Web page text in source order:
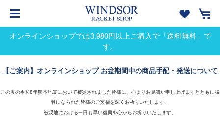
オンラインショップでは3,980円以上ご購入で「送料無料」で
す。
【ご案内】オンラインショップ お盆期間中の商品手配・発送について
この度の令和8年熊本地震において被災されました皆様に、心よりお見舞い申し上げますとともに犠
牲になられた皆様のご冥福を深くお祈りいたします。
被災地における一日も早い復興を心からお祈りいたします。